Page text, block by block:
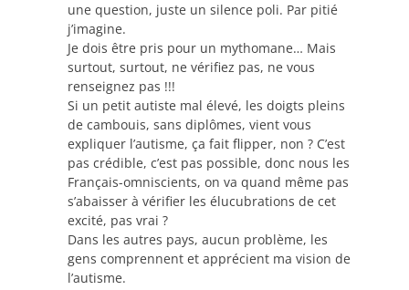
une question, juste un silence poli. Par pitié
j’imagine.
Je dois être pris pour un mythomane… Mais
surtout, surtout, ne vérifiez pas, ne vous
renseignez pas !!!
Si un petit autiste mal élevé, les doigts pleins
de cambouis, sans diplômes, vient vous
expliquer l’autisme, ça fait flipper, non ? C’est
pas crédible, c’est pas possible, donc nous les
Français-omniscients, on va quand même pas
s’abaisser à vérifier les élucubrations de cet
excité, pas vrai ?
Dans les autres pays, aucun problème, les
gens comprennent et apprécient ma vision de
l’autisme.